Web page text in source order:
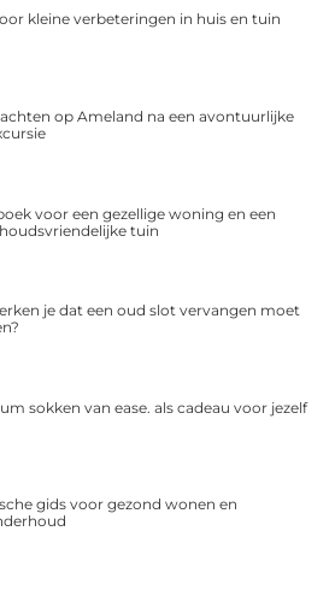
kleine verbeteringen in huis en tuin
op Ameland na een avontuurlijke
voor een gezellige woning en een
tuin
je dat een oud slot vervangen moet
sokken van ease. als cadeau voor jezelf
gids voor gezond wonen en